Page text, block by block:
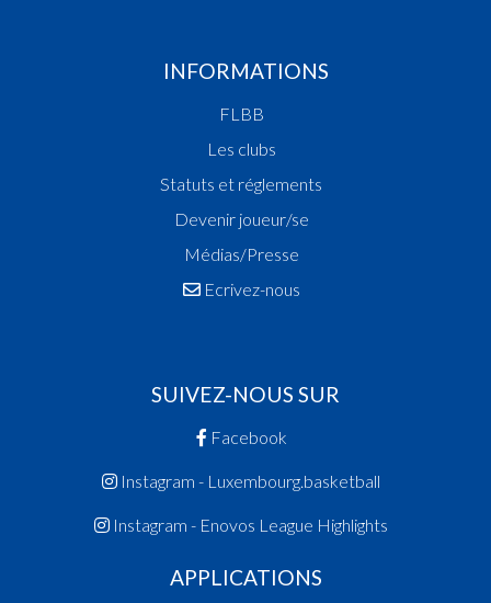
INFORMATIONS
FLBB
Les clubs
Statuts et réglements
Devenir joueur/se
Médias/Presse
Ecrivez-nous
SUIVEZ-NOUS SUR
Facebook
Instagram - Luxembourg.basketball
Instagram - Enovos League Highlights
APPLICATIONS